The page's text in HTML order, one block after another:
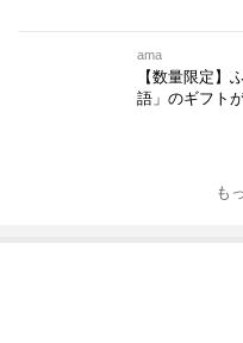
ama
【数量限定】
語」のギフト
も